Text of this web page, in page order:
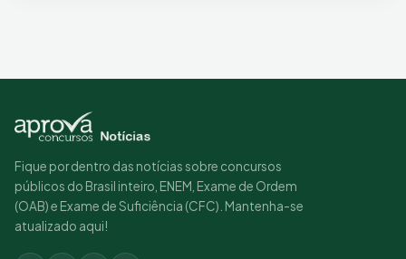
Fique por dentro das notícias sobre concursos
públicos do Brasil inteiro, ENEM, Exame de Ordem
(OAB) e Exame de Suficiência (CFC). Mantenha-se
atualizado aqui!